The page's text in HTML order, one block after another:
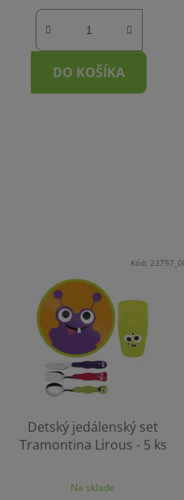
DO KOŠÍKA
Detský jedálenský set
Tramontina Lirous - 5 ks
Na sklade
Kód: